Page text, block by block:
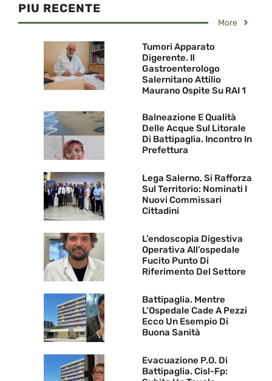
PIU RECENTE
More
Tumori Apparato
Digerente. Il
Gastroenterologo
Salernitano Attilio
Maurano Ospite Su RAI 1
Balneazione E Qualità
Delle Acque Sul Litorale
Di Battipaglia. Incontro In
Prefettura
Lega Salerno, Si Rafforza
Sul Territorio: Nominati I
Nuovi Commissari
Cittadini
L’endoscopia Digestiva
Operativa All’ospedale
Fucito Punto Di
Riferimento Del Settore
Battipaglia. Mentre
L’Ospedale Cade A Pezzi
Ecco Un Esempio Di
Buona Sanità
Evacuazione P.O. Di
Battipaglia. Cisl-Fp: